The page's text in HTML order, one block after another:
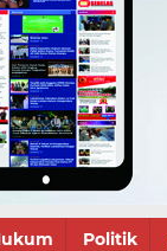
Politik